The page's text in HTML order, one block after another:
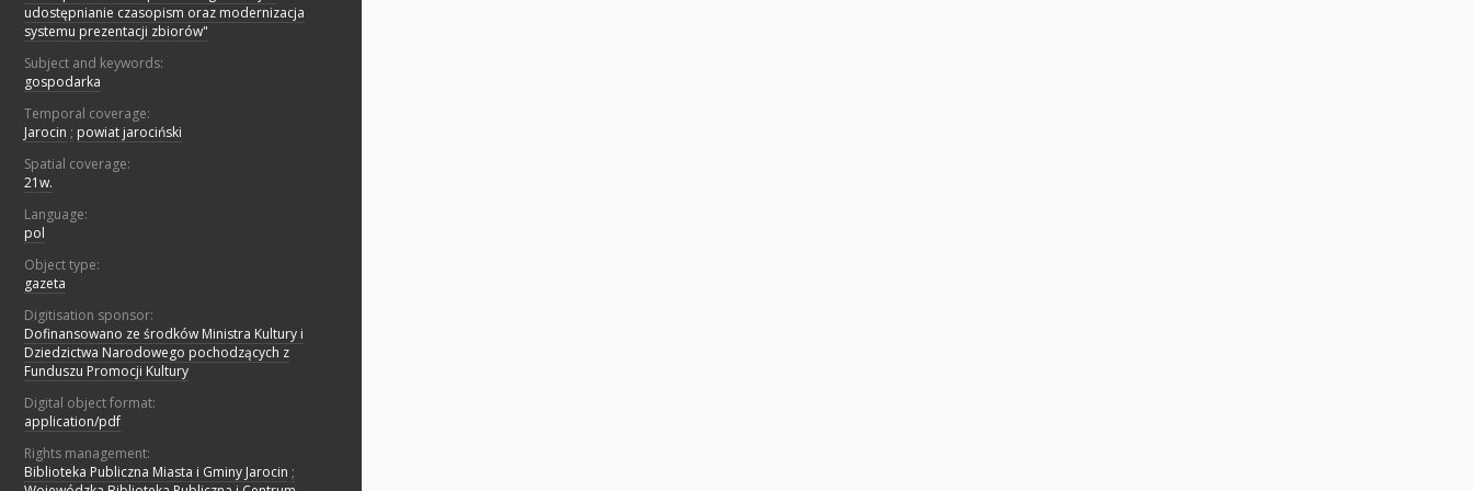
udostępnianie czasopism oraz modernizacja
systemu prezentacji zbiorów"
Subject and keywords:
gospodarka
Temporal coverage:
Jarocin ; powiat jarociński
Spatial coverage:
21w.
Language:
pol
Object type:
gazeta
Digitisation sponsor:
Dofinansowano ze środków Ministra Kultury i
Dziedzictwa Narodowego pochodzących z
Funduszu Promocji Kultury
Digital object format:
application/pdf
Rights management:
Biblioteka Publiczna Miasta i Gminy Jarocin ;